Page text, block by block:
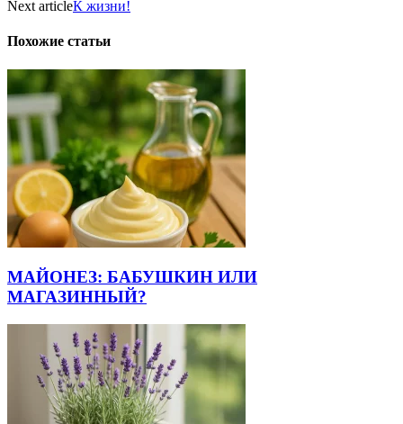
Next articleК жизни!
Похожие статьи
МАЙОНЕЗ: БАБУШКИН ИЛИ
МАГАЗИННЫЙ?